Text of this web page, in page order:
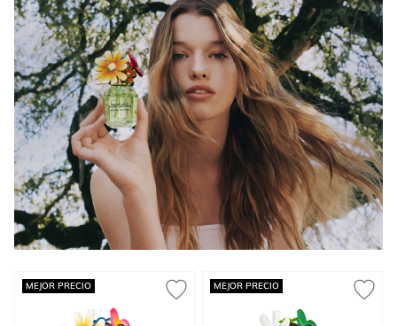
Press to skip carousel
MEJOR PRECIO MEJOR PRECIO